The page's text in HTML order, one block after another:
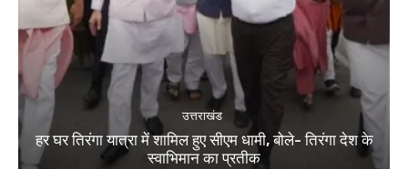
उत्तराखंड
हर घर तिरंगा यात्रा में शामिल हुए सीएम धामी, बोले- तिरंगा देश के
स्वाभिमान का प्रतीक